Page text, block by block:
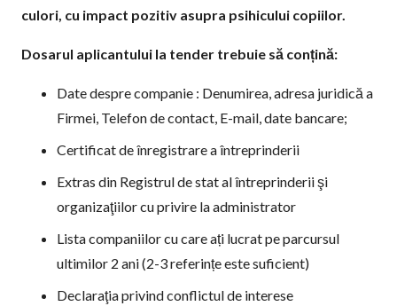
culori, cu impact pozitiv asupra psihicului copiilor.
Dosarul aplicantului la tender trebuie să conțină:
Date despre companie : Denumirea, adresa juridică a
Firmei, Telefon de contact, E-mail, date bancare;
Certificat de înregistrare a întreprinderii
Extras din Registrul de stat al întreprinderii şi
organizaţiilor cu privire la administrator
Lista companiilor cu care ați lucrat pe parcursul
ultimilor 2 ani (2-3 referințe este suficient)
Declaraţia privind conflictul de interese